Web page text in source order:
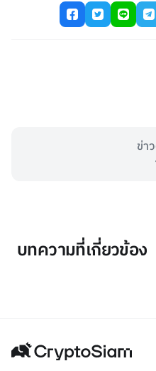
ข่า
บทความที่เกี่ยวข้อง